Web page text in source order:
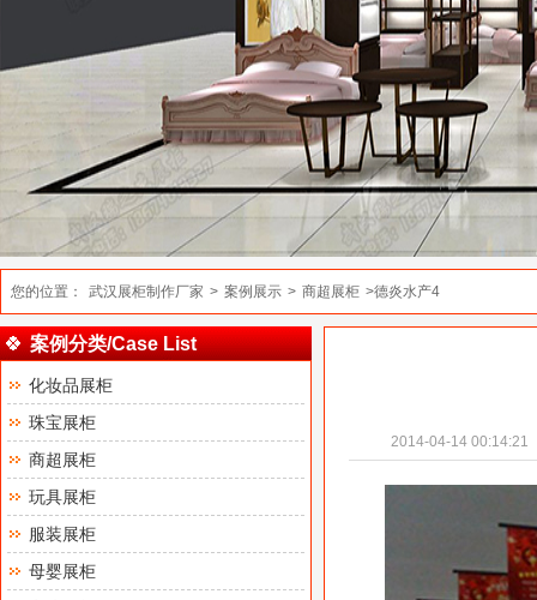
您的位置： 武汉展柜制作厂家 > 案例展示 > 商超展柜 >德炎水产4
案例分类/Case List
化妆品展柜
珠宝展柜
商超展柜
玩具展柜
服装展柜
母婴展柜
2014-04-14 00:14:21